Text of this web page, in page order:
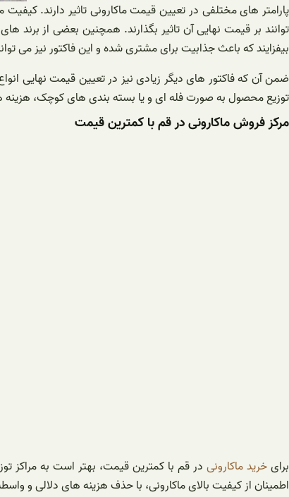
پارامتر های مختلفی در تعیین قیمت ماکارونی تاثیر دارند.
توانند بر قیمت نهایی آن تاثیر بگذارند. همچنین بعضی از
بیفزایند که باعث جذابیت برای مشتری شده و این فاکتور نیز می
ضمن آن که فاکتور های دیگر زیادی نیز در تعیین قیمت نهایی
توزیع محصول به صورت فله ای و یا بسته بندی های کوچک، هزینه
مرکز فروش ماکارونی در قم با کمترین قیمت
برایخرید ماکارونی در قم با کمترین قیمت، بهتر است به مراکز
اطمینان از کیفیت بالای ماکارونی، با حذف هزینه های دلالی و